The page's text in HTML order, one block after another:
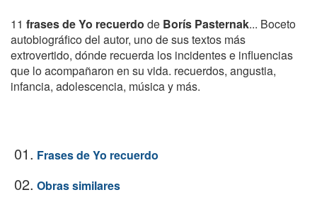
11 frases de Yo recuerdo de Borís Pasternak... Boceto
autobiográfico del autor, uno de sus textos más
extrovertido, dónde recuerda los incidentes e influencias
que lo acompañaron en su vida. recuerdos, angustia,
infancia, adolescencia, música y más.
01. Frases de Yo recuerdo
02. Obras similares